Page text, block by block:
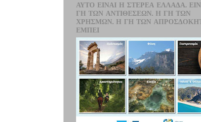
ΑΥΤΌ ΕΊΝΑΙ Η ΣΤΕΡΕΆ ΕΛΛΆΔΑ.
ΓΗ ΤΩΝ ΑΝΤΙΘΈΣΕΩΝ. Η ΓΗ ΤΩΝ
ΧΡΗΣΜΏΝ. Η ΓΗ ΤΩΝ
ΕΜΠΕΙ